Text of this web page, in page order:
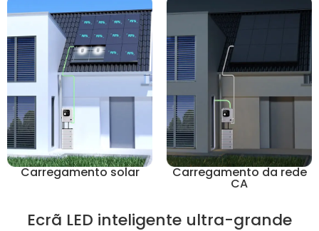
Carregamento solar Carregamento da rede
CA
Ecrã LED inteligente ultra-grande